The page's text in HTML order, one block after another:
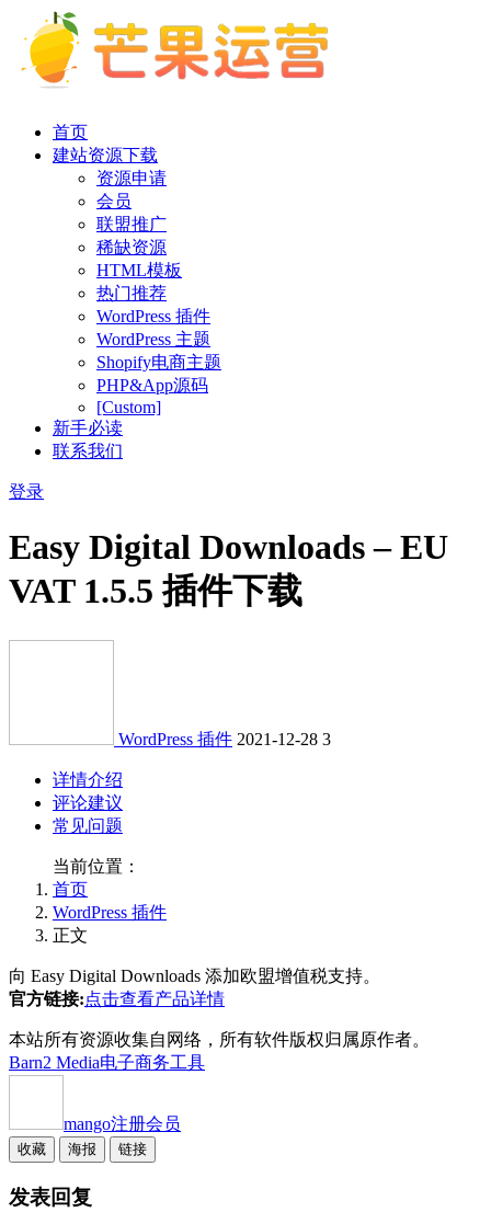
首页
建站资源下载
资源申请
会员
联盟推广
稀缺资源
HTML模板
热门推荐
WordPress 插件
WordPress 主题
Shopify电商主题
PHP&App源码
[Custom]
新手必读
联系我们
登录
Easy Digital Downloads – EU
VAT 1.5.5 插件下载
WordPress 插件 2021-12-28 3
详情介绍
评论建议
常见问题
当前位置：
首页
WordPress 插件
正文
向 Easy Digital Downloads 添加欧盟增值税支持。
官方链接:点击查看产品详情
本站所有资源收集自网络，所有软件版权归属原作者。
Barn2 Media电子商务工具
mango注册会员
收藏 海报 链接
发表回复